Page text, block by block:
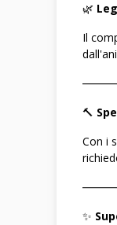
🌿
Il
🔨
Con i
✨